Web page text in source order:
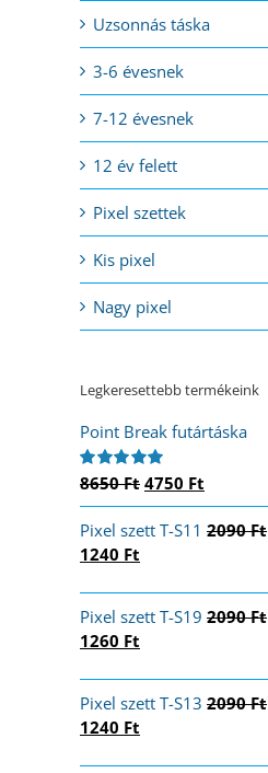
Uzsonnás táska
3-6 évesnek
7-12 évesnek
12 év felett
Pixel szettek
Kis pixel
Nagy pixel
Legkeresettebb termékeink
Point Break futártáska
Értékelés:
8650Ft Original
price
was:
4750 Ft
price
is:
Pixel szett T-S11 2090Ft
Original
2090 Ft.
1240 Ft
1240 Ft.
Pixel szett T-S19 2090Ft
Original
2090 Ft.
1260 Ft
1260 Ft.
Pixel szett T-S13 2090Ft
Original
1240 Ft